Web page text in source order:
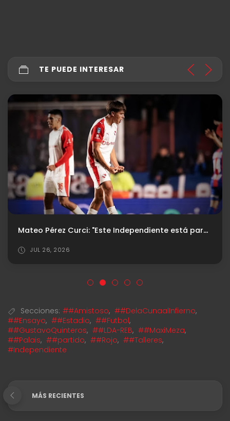
TE PUEDE INTERESAR
Mateo Pérez Curci: "Este Independiente está para pelear cosas importantes"
JUL 26, 2026
Secciones: ##Amistoso, ##DelaCunaalInfierno,
##Ensayo, ##Estadio, ##Futbol,
##GustavoQuinteros, ##LDA-REB, ##MaxiMeza,
##Palais, ##partido, ##Rojo, ##Talleres,
#Independiente
MÁS RECIENTES